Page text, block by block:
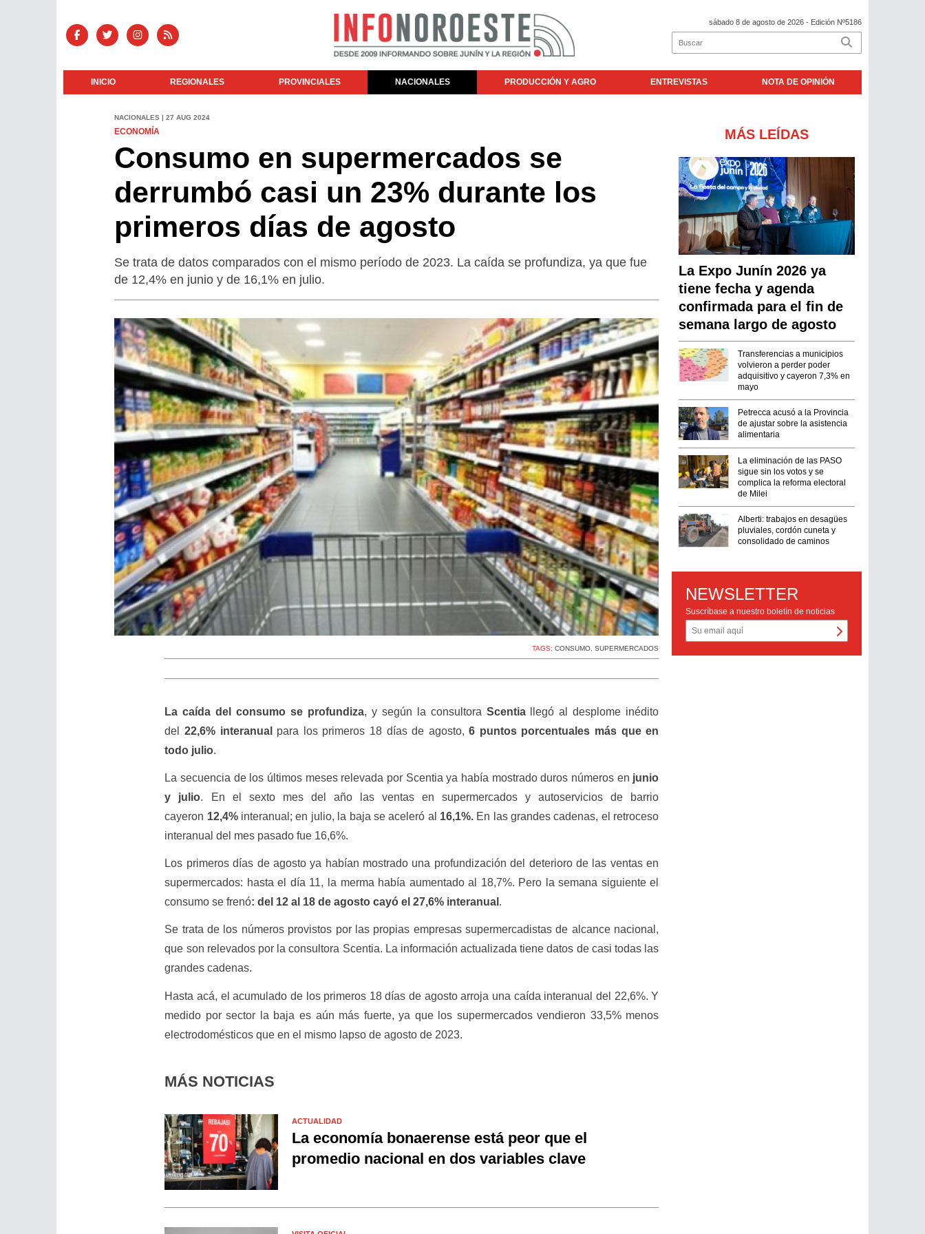
sábado 8 de agosto de 2026 - Edición Nº5186
INICIO REGIONALES PROVINCIALES NACIONALES PRODUCCIÓN Y AGRO ENTREVISTAS NOTA DE OPINIÓN
NACIONALES | 27 AUG 2024
ECONOMÍA
Consumo en supermercados se
derrumbó casi un 23% durante los
primeros días de agosto
Se trata de datos comparados con el mismo período de 2023. La caída se profundiza, ya que fue
de 12,4% en junio y de 16,1% en julio.
TAGS:CONSUMO ,SUPERMERCADOS
La caída del consumo se profundiza, y según la consultora Scentiallegó al desplome inédito
del 22,6% interanual para los primeros 18 días de agosto,6 puntos porcentuales más que en
todo julio.
La secuencia de los últimos meses relevada por Scentia ya había mostrado duros números en junio
y julio. En el sexto mes del año las ventas en supermercados y autoservicios de barrio
cayeron 12,4%interanual; en julio, la baja se aceleró al 16,1%. En las grandes cadenas, el retroceso
interanual del mes pasado fue 16,6%.
Los primeros días de agosto ya habían mostrado una profundización del deterioro de las ventas en
supermercados: hasta el día 11, la merma había aumentado al 18,7%. Pero la semana siguiente el
consumo se frenó: del 12 al 18 de agosto cayó el 27,6% interanual .
Se trata de los números provistos por las propias empresas supermercadistas de alcance nacional,
que son relevados por la consultora Scentia. La información actualizada tiene datos de casi todas las
grandes cadenas.
Hasta acá, el acumulado de los primeros 18 días de agosto arroja una caída interanual del 22,6%. Y
medido por sector la baja es aún más fuerte, ya que los supermercados vendieron 33,5% menos
electrodomésticos que en el mismo lapso de agosto de 2023.
MÁS NOTICIAS
ACTUALIDAD
La economía bonaerense está peor que el
promedio nacional en dos variables clave
MÁS LEÍDAS
La Expo Junín 2026 ya
tiene fecha y agenda
confirmada para el fin de
semana largo de agosto
Transferencias a municipios
volvieron a perder poder
adquisitivo y cayeron 7,3% en
mayo
Petrecca acusó a la Provincia
de ajustar sobre la asistencia
alimentaria
La eliminación de las PASO
sigue sin los votos y se
complica la reforma electoral
de Milei
Alberti: trabajos en desagües
pluviales, cordón cuneta y
consolidado de caminos
NEWSLETTER
Suscríbase a nuestro boletín de noticias